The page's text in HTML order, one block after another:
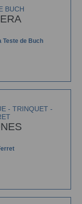
BUCH
Teste de Buch
- TRINQUET -